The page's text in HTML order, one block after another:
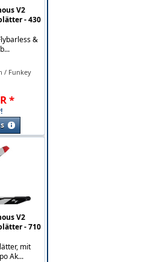
V2
- 430
&
/ Funkey
*
V2
- 710
mit
Ak...